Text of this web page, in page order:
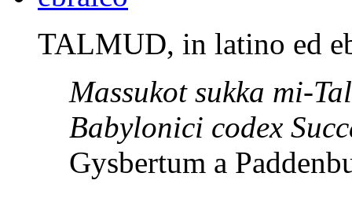
TALMUD, in latino ed
Massukot sukka mi-
Babylonici codex
Gysbertum a